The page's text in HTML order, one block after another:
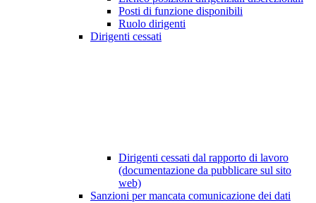
Posti di funzione disponibili
Ruolo dirigenti
Dirigenti cessati
Dirigenti cessati dal rapporto di lavoro
(documentazione da pubblicare sul sito
web)
Sanzioni per mancata comunicazione dei dati